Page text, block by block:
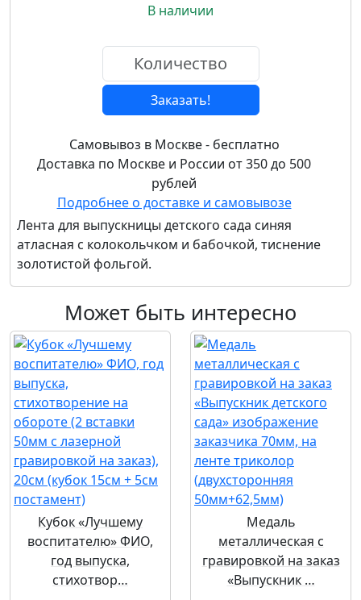
В наличии
Заказать!
Самовывоз в Москве - бесплатно
Доставка по Москве и России от 350 до 500
рублей
Подробнее о доставке и самовывозе
Лента для выпускницы детского сада синяя
атласная с колокольчком и бабочкой, тиснение
золотистой фольгой.
Может быть интересно
Кубок «Лучшему
воспитателю» ФИО,
год выпуска,
стихотвор…
Медаль
металлическая с
гравировкой на заказ
«Выпускник …